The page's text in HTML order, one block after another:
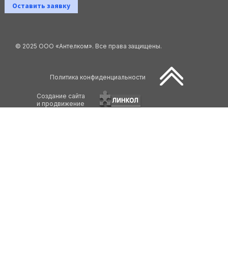
Оставить заявку
© 2025 ООО «Антелком». Все права защищены.
Политика конфиденциальности
Создание сайта
и продвижение